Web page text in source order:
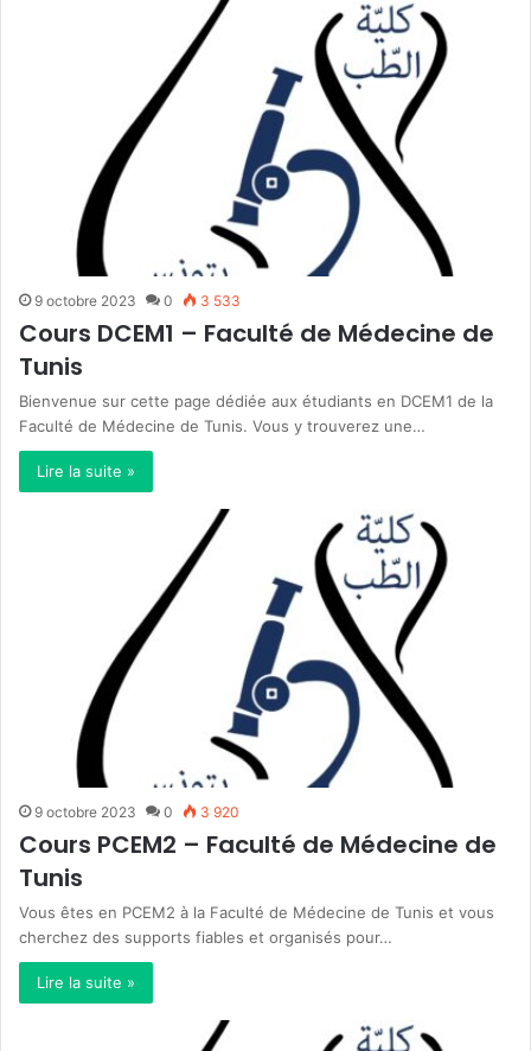
9 octobre 2023 0 3 533
Cours DCEM1 – Faculté de Médecine de
Tunis
Bienvenue sur cette page dédiée aux étudiants en DCEM1 de la
Faculté de Médecine de Tunis. Vous y trouverez une…
Lire la suite »
9 octobre 2023 0 3 920
Cours PCEM2 – Faculté de Médecine de
Tunis
Vous êtes en PCEM2 à la Faculté de Médecine de Tunis et vous
cherchez des supports fiables et organisés pour…
Lire la suite »